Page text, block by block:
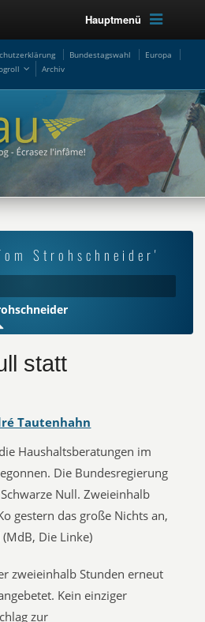
Hauptmenü
Bundestagswahl
Europa
Archiv
Strohschneider'
statt
Tautenhahn
Haushaltsberatungen im
Die Bundesregierung
Null. Zweieinhalb
gestern das große Nichts an,
Die Linke)
zweieinhalb Stunden erneut
Kein einziger
zur